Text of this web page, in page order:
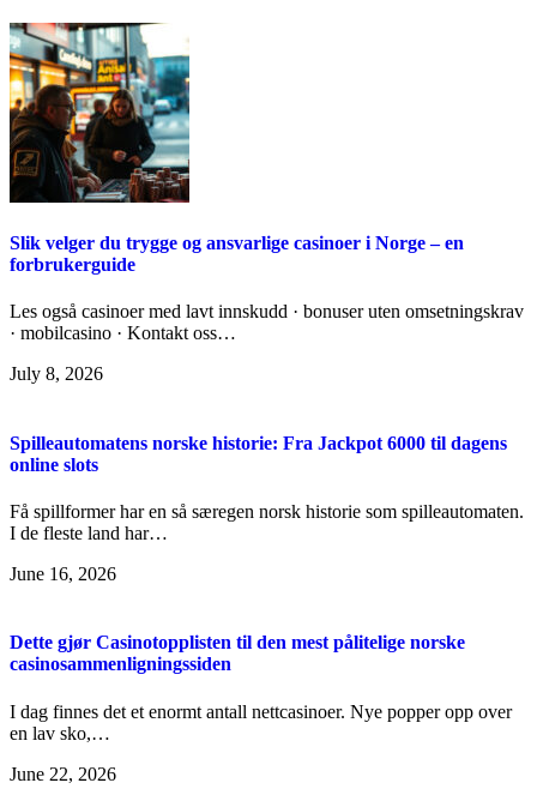
Slik velger du trygge og ansvarlige casinoer i Norge – en
forbrukerguide
Les også casinoer med lavt innskudd · bonuser uten omsetningskrav
· mobilcasino · Kontakt oss…
July 8, 2026
Spilleautomatens norske historie: Fra Jackpot 6000 til dagens
online slots
Få spillformer har en så særegen norsk historie som spilleautomaten.
I de fleste land har…
June 16, 2026
Dette gjør Casinotopplisten til den mest pålitelige norske
casinosammenligningssiden
I dag finnes det et enormt antall nettcasinoer. Nye popper opp over
en lav sko,…
June 22, 2026